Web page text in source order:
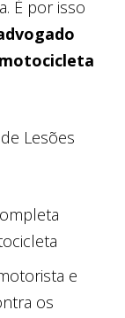
É por isso
Lesões
e
os